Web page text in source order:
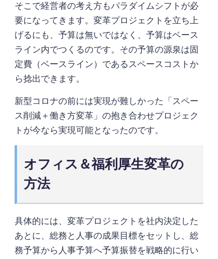
そこで経営者の考え方もパラダイムシフトが必
要になってきます。変革プロジェクトを立ち上
げるにも、予算は無いではなく、予算はベース
ライン内でつくるのです。その予算の源泉は固
定費（ベースライン）であるスペースコストか
ら捻出できます。
新型コロナの前には実現が難しかった「スペー
ス削減＋働き方変革」の抱き合わせプロジェク
トが今なら実現可能となったのです。
オフィス＆福利厚生変革の
方法
具体的には、変革プロジェクトを社内決定した
あとに、総務と人事の成果目標をセットし、総
務予算から人事予算へ予算振替を戦略的に行い